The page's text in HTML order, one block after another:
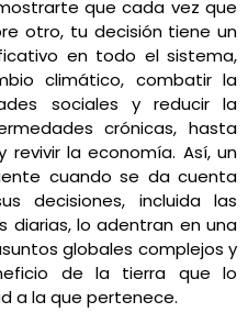
que cada vez que
otro, tu decisión tiene un
en todo el sistema,
climático, combatir la
sociales y reducir la
crónicas, hasta
la economía. Así, un
cuando se da cuenta
decisiones, incluida las
diarias, lo adentran en una
globales complejos y
de la tierra que lo
a la que pertenece.